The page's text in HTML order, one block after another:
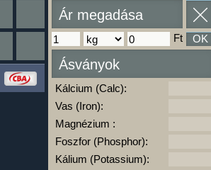
Ha ma már nem eszel/sportolsz
kattints a kiértékelésre!
A Kalória Szimulátor Prémium funkció.
-
Ár megadása
Ft OK
Ásványok
Kálcium (Calc):
Vas (Iron):
Magnézium :
Foszfor (Phosphor):
Kálium (Potassium):